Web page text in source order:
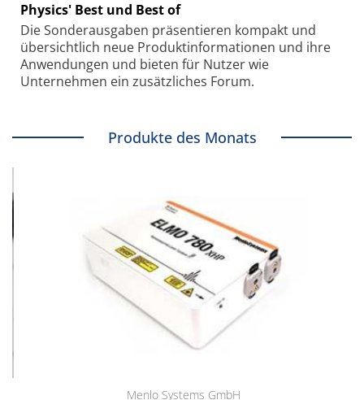
Physics' Best und Best of
Die Sonder­ausgaben präsentieren kompakt und
übersichtlich neue Produkt­informationen und ihre
Anwendungen und bieten für Nutzer wie
Unternehmen ein zusätzliches Forum.
Produkte des Monats
Menlo Systems GmbH